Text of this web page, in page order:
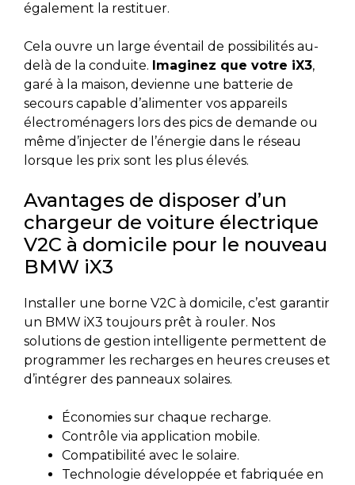
également la restituer.
Cela ouvre un large éventail de possibilités au-
delà de la conduite. Imaginez que votre iX3,
garé à la maison, devienne une batterie de
secours capable d’alimenter vos appareils
électroménagers lors des pics de demande ou
même d’injecter de l’énergie dans le réseau
lorsque les prix sont les plus élevés.
Avantages de disposer d’un
chargeur de voiture électrique
V2C à domicile pour le nouveau
BMW iX3
Installer une borne V2C à domicile, c’est garantir
un BMW iX3 toujours prêt à rouler. Nos
solutions de gestion intelligente permettent de
programmer les recharges en heures creuses et
d’intégrer des panneaux solaires.
Économies sur chaque recharge.
Contrôle via application mobile.
Compatibilité avec le solaire.
Technologie développée et fabriquée en